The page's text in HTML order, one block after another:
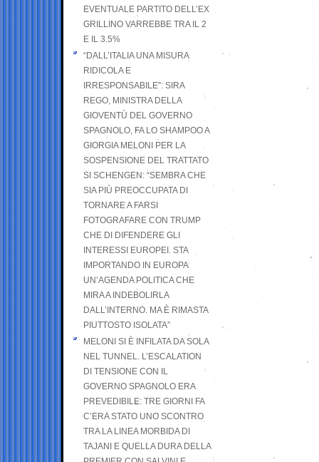
EVENTUALE PARTITO DELL’EX
GRILLINO VARREBBE TRA IL 2
E IL 3.5%
“DALL’ITALIA UNA MISURA
RIDICOLA E
IRRESPONSABILE”: SIRA
REGO, MINISTRA DELLA
GIOVENTÙ DEL GOVERNO
SPAGNOLO, FA LO SHAMPOO A
GIORGIA MELONI PER LA
SOSPENSIONE DEL TRATTATO
SI SCHENGEN: “SEMBRA CHE
SIA PIÙ PREOCCUPATA DI
TORNARE A FARSI
FOTOGRAFARE CON TRUMP
CHE DI DIFENDERE GLI
INTERESSI EUROPEI. STA
IMPORTANDO IN EUROPA
UN’AGENDA POLITICA CHE
MIRA A INDEBOLIRLA
DALL’INTERNO. MA È RIMASTA
PIUTTOSTO ISOLATA”
MELONI SI È INFILATA DA SOLA
NEL TUNNEL. L’ESCALATION
DI TENSIONE CON IL
GOVERNO SPAGNOLO ERA
PREVEDIBILE: TRE GIORNI FA
C’ERA STATO UNO SCONTRO
TRA LA LINEA MORBIDA DI
TAJANI E QUELLA DURA DELLA